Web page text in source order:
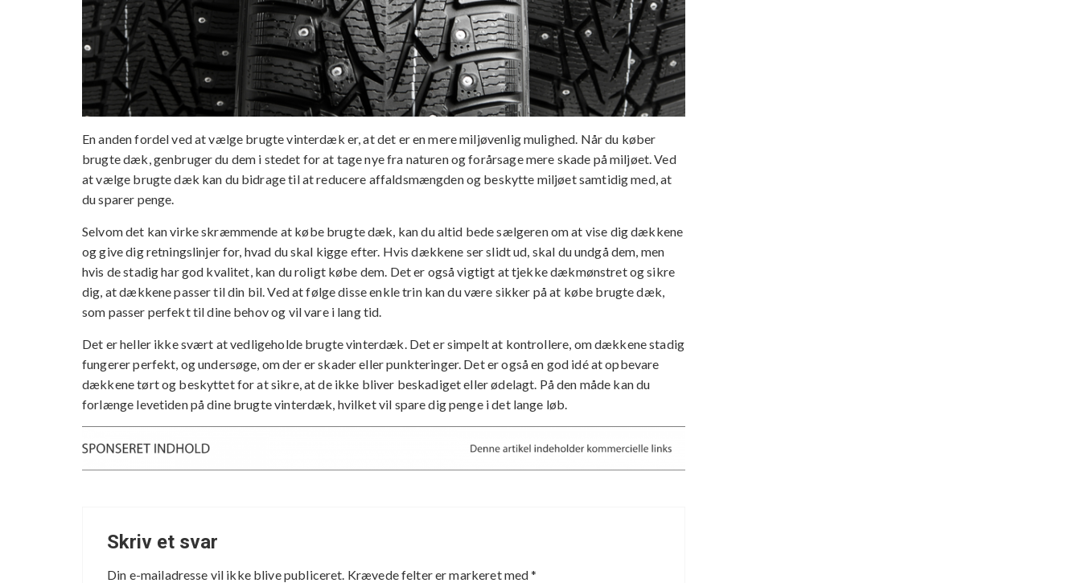
En anden fordel ved at vælge brugte vinterdæk er, at det er en mere miljøvenlig mulighed. Når du køber
brugte dæk, genbruger du dem i stedet for at tage nye fra naturen og forårsage mere skade på miljøet. Ved
at vælge brugte dæk kan du bidrage til at reducere affaldsmængden og beskytte miljøet samtidig med, at
du sparer penge.
Selvom det kan virke skræmmende at købe brugte dæk, kan du altid bede sælgeren om at vise dig dækkene
og give dig retningslinjer for, hvad du skal kigge efter. Hvis dækkene ser slidt ud, skal du undgå dem, men
hvis de stadig har god kvalitet, kan du roligt købe dem. Det er også vigtigt at tjekke dækmønstret og sikre
dig, at dækkene passer til din bil. Ved at følge disse enkle trin kan du være sikker på at købe brugte dæk,
som passer perfekt til dine behov og vil vare i lang tid.
Det er heller ikke svært at vedligeholde brugte vinterdæk. Det er simpelt at kontrollere, om dækkene stadig
fungerer perfekt, og undersøge, om der er skader eller punkteringer. Det er også en god idé at opbevare
dækkene tørt og beskyttet for at sikre, at de ikke bliver beskadiget eller ødelagt. På den måde kan du
forlænge levetiden på dine brugte vinterdæk, hvilket vil spare dig penge i det lange løb.
Skriv et svar
Din e-mailadresse vil ikke blive publiceret. Krævede felter er markeret med*